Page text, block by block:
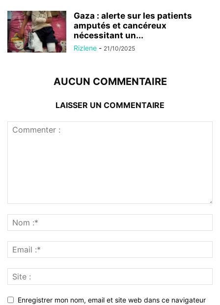
Gaza : alerte sur les patients
amputés et cancéreux
nécessitant un...
Rizlene - 21/10/2025
AUCUN COMMENTAIRE
LAISSER UN COMMENTAIRE
Enregistrer mon nom, email et site web dans ce navigateur